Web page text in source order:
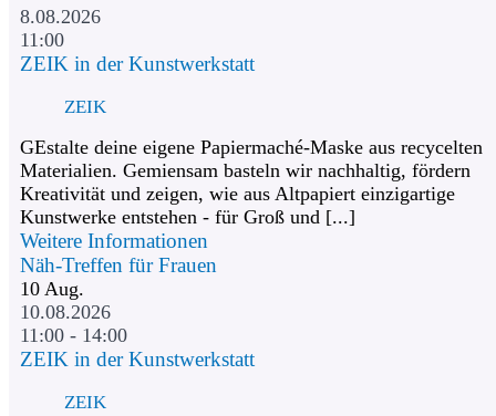
8.08.2026
11:00
ZEIK in der Kunstwerkstatt
ZEIK
GEstalte deine eigene Papiermaché-Maske aus recycelten
Materialien. Gemiensam basteln wir nachhaltig, fördern
Kreativität und zeigen, wie aus Altpapiert einzigartige
Kunstwerke entstehen - für Groß und [...]
Weitere Informationen
Näh-Treffen für Frauen
10 Aug.
10.08.2026
11:00 - 14:00
ZEIK in der Kunstwerkstatt
ZEIK